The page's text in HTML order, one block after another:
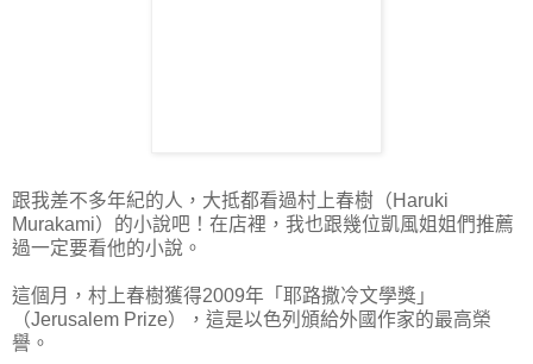
跟我差不多年紀的人，大抵都看過村上春樹（Haruki
Murakami）的小說吧！在店裡，我也跟幾位凱風姐姐們推薦
過一定要看他的小說。
這個月，村上春樹獲得2009年「耶路撒冷文學獎」
（Jerusalem Prize），這是以色列頒給外國作家的最高榮
譽。